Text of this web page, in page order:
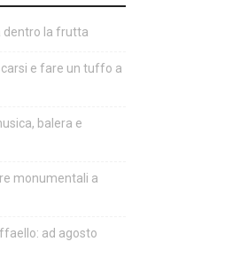
dentro la frutta
e fare un tuffo a
balera e
monumentali a
ad agosto